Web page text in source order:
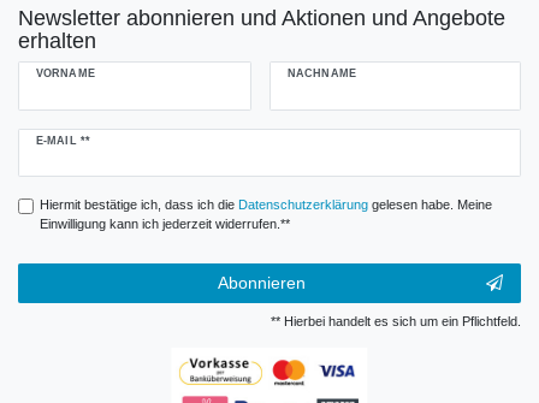
Newsletter abonnieren und Aktionen und Angebote
erhalten
VORNAME NACHNAME
E-MAIL **
Newsletter
Hiermit bestätige ich, dass ich die Daten­schutz­erklärunggelesen habe. Meine
Einwilligung kann ich jederzeit widerrufen.**
Abonnieren
** Hierbei handelt es sich um ein Pflichtfeld.